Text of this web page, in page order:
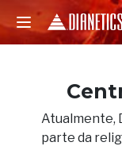
Atualmente,
parte da